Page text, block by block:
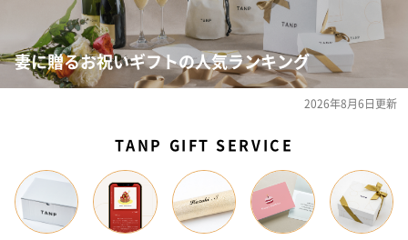
妻に贈るお祝いギフトの人気ランキング
2026年8月6日更新
TANP GIFT SERVICE